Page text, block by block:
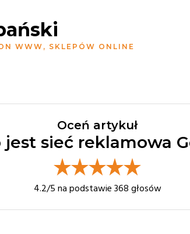
WWW, SKLEPÓW ONLINE
Oceń artykuł
jest sieć reklamowa
4.2/5 na podstawie 368 głosów